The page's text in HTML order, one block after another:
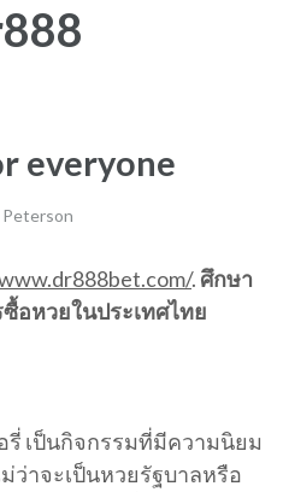
everyone
Peterson
. ศึกษา
ซื้อหวยในประเทศไทย
รี่ เป็นกิจกรรมที่มีความนิยม
ว่าจะเป็นหวยรัฐบาลหรือ